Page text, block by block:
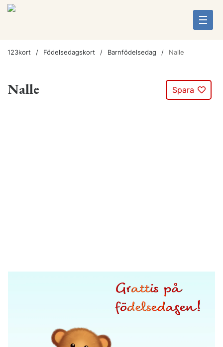
123kort Födelsedagskort Barnfödelsedag Nalle
Nalle Spara